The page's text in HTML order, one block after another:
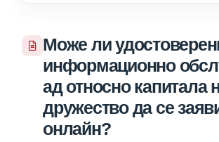
Може ли
информационно
ад относно капитала
дружество да се
онлайн?